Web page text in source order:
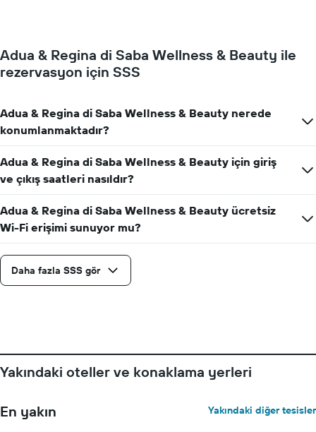
gösterir
Tablo
gösteren
X
ekseni
içerir.
Tablo
bir
odanın
ortalama
fiyatını
gösteren
1
Y
ekseni
Adua & Regina di Saba Wellness & Beauty ile
rezervasyon için SSS
Adua & Regina di Saba Wellness & Beauty nerede
konumlanmaktadır?
Adua & Regina di Saba Wellness & Beauty için giriş
ve çıkış saatleri nasıldır?
Adua & Regina di Saba Wellness & Beauty ücretsiz
Wi-Fi erişimi sunuyor mu?
Daha fazla SSS gör
Yakındaki oteller ve konaklama yerleri
En yakın Yakındaki diğer tesisler